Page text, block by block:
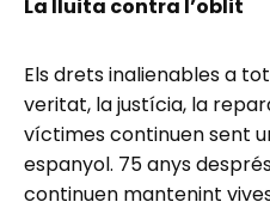
La lluita contra l’oblit
Els drets inalienables a
veritat, la justícia, la
víctimes continuen sent
espanyol. 75 anys
continuen mantenint